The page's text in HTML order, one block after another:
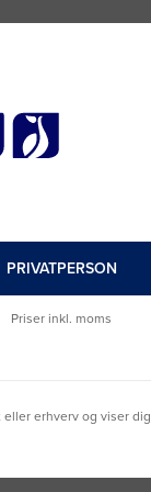
PRIVATPERSON
Priser inkl. moms
erhverv og viser